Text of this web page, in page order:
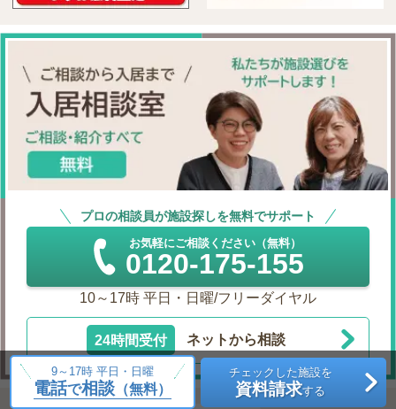
9～17時 平日・日曜
電話で相談（無料）
チェックした施設を
資料請求する
プロの相談員が施設探しを無料でサポート
お気軽にご相談ください（無料）
0120-175-155
10～17時 平日・日曜/フリーダイヤル
24時間受付 ネットから相談